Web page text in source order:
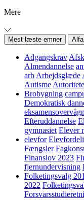
Mere
Mest læste emner
Adgangskrav
Almendannelse
arb Arbejdsglæde
Autisme
Brobygning
Demokratisk
Efteruddannelse
gymnasiet Elever
elevfor
Fængsler
Finanslov 2023
fjernundervisning
Folketingsvalg
2022